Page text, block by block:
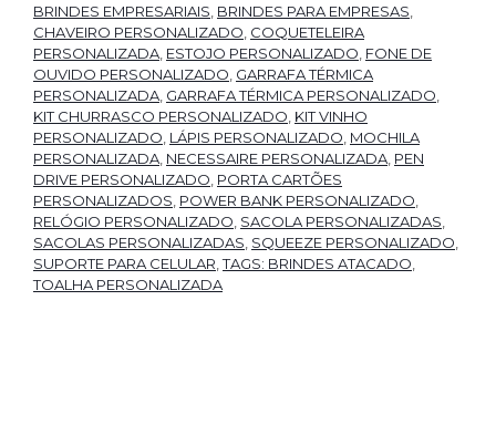
BRINDES EMPRESARIAIS BRINDES PARA EMPRESAS
CHAVEIRO PERSONALIZADO COQUETELEIRA
PERSONALIZADA ESTOJO PERSONALIZADO FONE DE
OUVIDO PERSONALIZADO GARRAFA TÉRMICA
PERSONALIZADA GARRAFA TÉRMICA PERSONALIZADO
KIT CHURRASCO PERSONALIZADO KIT VINHO
PERSONALIZADO LÁPIS PERSONALIZADO MOCHILA
PERSONALIZADA NECESSAIRE PERSONALIZADA PEN
DRIVE PERSONALIZADO PORTA CARTÕES
PERSONALIZADOS POWER BANK PERSONALIZADO
RELÓGIO PERSONALIZADO SACOLA PERSONALIZADAS
SACOLAS PERSONALIZADAS SQUEEZE PERSONALIZADO
SUPORTE PARA CELULAR ,TAGS: BRINDES ATACADO
TOALHA PERSONALIZADA